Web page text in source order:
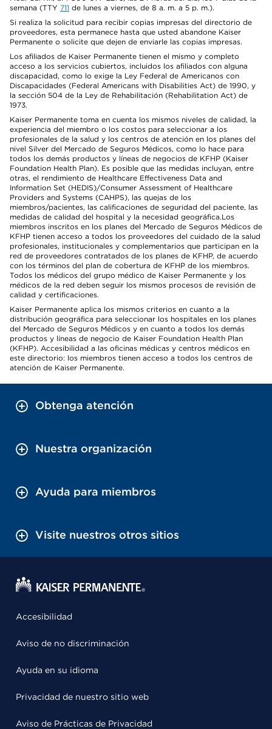
semana (TTY 711 de lunes a viernes, de 8 a. m. a 5 p. m.).
Si realiza la solicitud para recibir copias impresas del directorio de
proveedores, esta permanece hasta que usted abandone Kaiser
Permanente o solicite que dejen de enviarle las copias impresas.
Los afiliados de Kaiser Permanente tienen el mismo y completo
acceso a los servicios cubiertos, incluidos los afiliados con alguna
discapacidad, como lo exige la Ley Federal de Americanos con
Discapacidades (Federal Americans with Disabilities Act) de 1990, y
la sección 504 de la Ley de Rehabilitación (Rehabilitation Act) de
1973.
Kaiser Permanente toma en cuenta los mismos niveles de calidad, la
experiencia del miembro o los costos para seleccionar a los
profesionales de la salud y los centros de atención en los planes del
nivel Silver del Mercado de Seguros Médicos, como lo hace para
todos los demás productos y líneas de negocios de KFHP (Kaiser
Foundation Health Plan). Es posible que las medidas incluyan, entre
otras, el rendimiento de Healthcare Effectiveness Data and
Information Set (HEDIS)/Consumer Assessment of Healthcare
Providers and Systems (CAHPS), las quejas de los
miembros/pacientes, las calificaciones de seguridad del paciente, las
medidas de calidad del hospital y la necesidad geográfica.Los
miembros inscritos en los planes del Mercado de Seguros Médicos de
KFHP tienen acceso a todos los proveedores del cuidado de la salud
profesionales, institucionales y complementarios que participan en la
red de proveedores contratados de los planes de KFHP, de acuerdo
con los términos del plan de cobertura de KFHP de los miembros.
Todos los médicos del grupo médico de Kaiser Permanente y los
médicos de la red deben seguir los mismos procesos de revisión de
calidad y certificaciones.
Kaiser Permanente aplica los mismos criterios en cuanto a la
distribución geográfica para seleccionar los hospitales en los planes
del Mercado de Seguros Médicos y en cuanto a todos los demás
productos y líneas de negocio de Kaiser Foundation Health Plan
(KFHP). Accesibilidad a las oficinas médicas y centros médicos en
este directorio: los miembros tienen acceso a todos los centros de
atención de Kaiser Permanente.
Obtenga atención
Nuestra organización
Ayuda para miembros
Visite nuestros otros sitios
Accesibilidad
Aviso de no discriminación
Ayuda en su idioma
Privacidad de nuestro sitio web
Aviso de Prácticas de Privacidad